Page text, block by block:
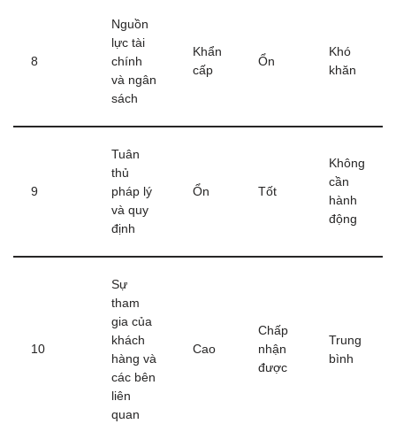
8
Nguồn
lực tài
chính
và ngân
sách
Khẩn
cấp
Ổn
Khó
khăn
9
Tuân
thủ
pháp lý
và quy
định
Ổn Tốt
Không
cần
hành
động
10
Sự
tham
gia của
khách
hàng và
các bên
liên
quan
Cao
Chấp
nhận
được
Trung
bình